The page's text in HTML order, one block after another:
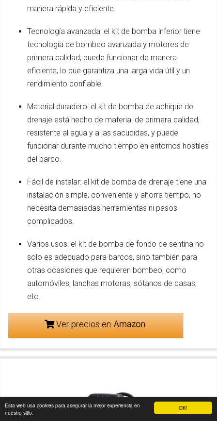
OK!
Esta web usa cookies para asegurar la mejor experiencia en
nuestro sitio.
manera rápida y eficiente.
Tecnología avanzada: el kit de bomba inferior tiene
tecnología de bombeo avanzada y motores de
primera calidad, puede funcionar de manera
eficiente, lo que garantiza una larga vida útil y un
rendimiento confiable.
Material duradero: el kit de bomba de achique de
drenaje está hecho de material de primera calidad,
resistente al agua y a las sacudidas, y puede
funcionar durante mucho tiempo en entornos hostiles
del barco.
Fácil de instalar: el kit de bomba de drenaje tiene una
instalación simple, conveniente y ahorra tiempo, no
necesita demasiadas herramientas ni pasos
complicados.
Varios usos: el kit de bomba de fondo de sentina no
solo es adecuado para barcos, sino también para
otras ocasiones que requieren bombeo, como
automóviles, lanchas motoras, sótanos de casas,
etc.
Ver precios en